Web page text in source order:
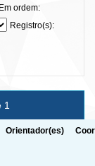
Em ordem:
Registro(s):
1
Orientador(es)